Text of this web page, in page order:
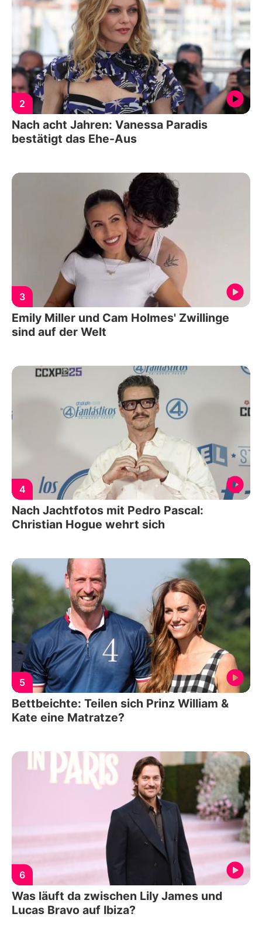
2
Nach acht Jahren: Vanessa Paradis
bestätigt das Ehe-Aus
3
Emily Miller und Cam Holmes' Zwillinge
sind auf der Welt
4
Nach Jachtfotos mit Pedro Pascal:
Christian Hogue wehrt sich
5
Bettbeichte: Teilen sich Prinz William &
Kate eine Matratze?
6
Was läuft da zwischen Lily James und
Lucas Bravo auf Ibiza?